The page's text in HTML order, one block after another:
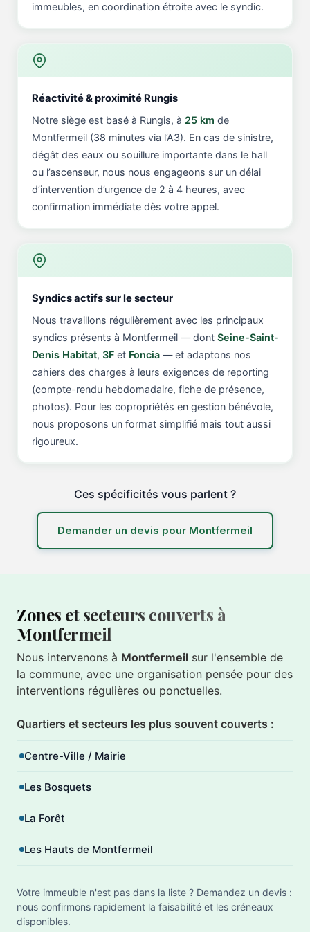
immeubles, en coordination étroite avec le syndic.
Réactivité & proximité Rungis
Notre siège est basé à Rungis, à 25 km de
Montfermeil (38 minutes via l’A3). En cas de sinistre,
dégât des eaux ou souillure importante dans le hall
ou l’ascenseur, nous nous engageons sur un délai
d’intervention d’urgence de 2 à 4 heures, avec
confirmation immédiate dès votre appel.
Syndics actifs sur le secteur
Nous travaillons régulièrement avec les principaux
syndics présents à Montfermeil — dont Seine-Saint-
Denis Habitat, 3Fet Foncia— et adaptons nos
cahiers des charges à leurs exigences de reporting
(compte-rendu hebdomadaire, fiche de présence,
photos). Pour les copropriétés en gestion bénévole,
nous proposons un format simplifié mais tout aussi
rigoureux.
Ces spécificités vous parlent ?
Demander un devis pour Montfermeil
Zones et secteurs couverts à
Montfermeil
Nous intervenons à Montfermeil sur l'ensemble de
la commune, avec une organisation pensée pour des
interventions régulières ou ponctuelles.
Quartiers et secteurs les plus souvent couverts :
Centre-Ville / Mairie
Les Bosquets
La Forêt
Les Hauts de Montfermeil
Votre immeuble n'est pas dans la liste ? Demandez un devis :
nous confirmons rapidement la faisabilité et les créneaux
disponibles.